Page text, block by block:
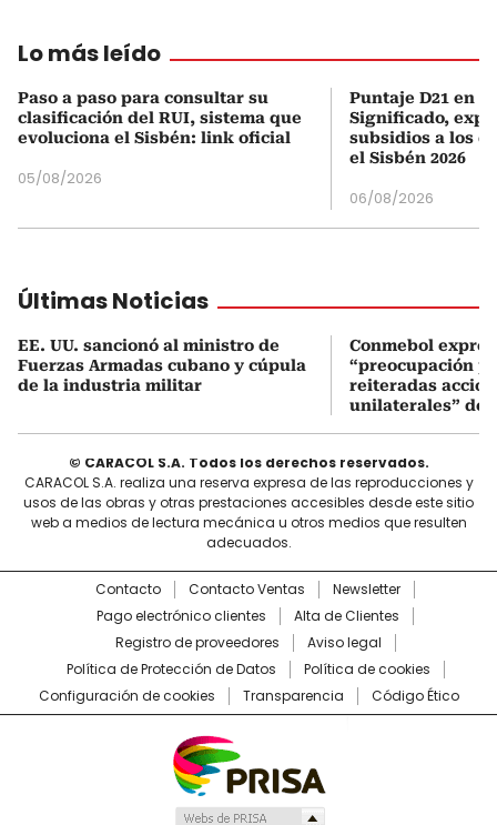
Lo más leído
Paso a paso para consultar su
clasificación del RUI, sistema que
evoluciona el Sisbén: link oficial
05/08/2026
Puntaje D21 en
Significado,
subsidios a los
el Sisbén 2026
06/08/2026
Últimas Noticias
EE. UU. sancionó al ministro de
Fuerzas Armadas cubano y cúpula
de la industria militar
Conmebol
“preocupación
reiteradas
unilaterales” de
© CARACOL S.A. Todos los derechos reservados.
CARACOL S.A. realiza una reserva expresa de las reproducciones y
usos de las obras y otras prestaciones accesibles desde este sitio
web a medios de lectura mecánica u otros medios que resulten
adecuados.
Contacto Contacto Ventas
Newsletter
Pago electrónico clientes
Alta de Clientes
Registro de proveedores
Aviso legal
Política de Protección de Datos
Política de cookies
Configuración de cookies
Transparencia Código Ético